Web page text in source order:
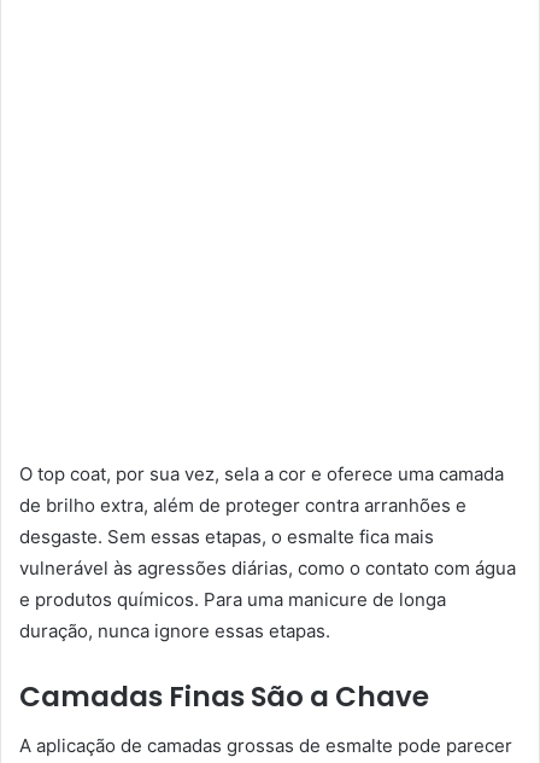
O top coat, por sua vez, sela a cor e oferece uma camada
de brilho extra, além de proteger contra arranhões e
desgaste. Sem essas etapas, o esmalte fica mais
vulnerável às agressões diárias, como o contato com água
e produtos químicos. Para uma manicure de longa
duração, nunca ignore essas etapas.
Camadas Finas São a Chave
A aplicação de camadas grossas de esmalte pode parecer